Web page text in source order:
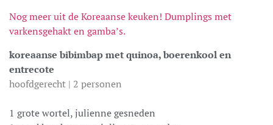
Nog meer uit de Koreaanse keuken! Dumplings met
varkensgehakt en gamba’s.
koreaanse bibimbap met quinoa, boerenkool en
entrecote
hoofdgerecht | 2 personen
1 grote wortel, julienne gesneden